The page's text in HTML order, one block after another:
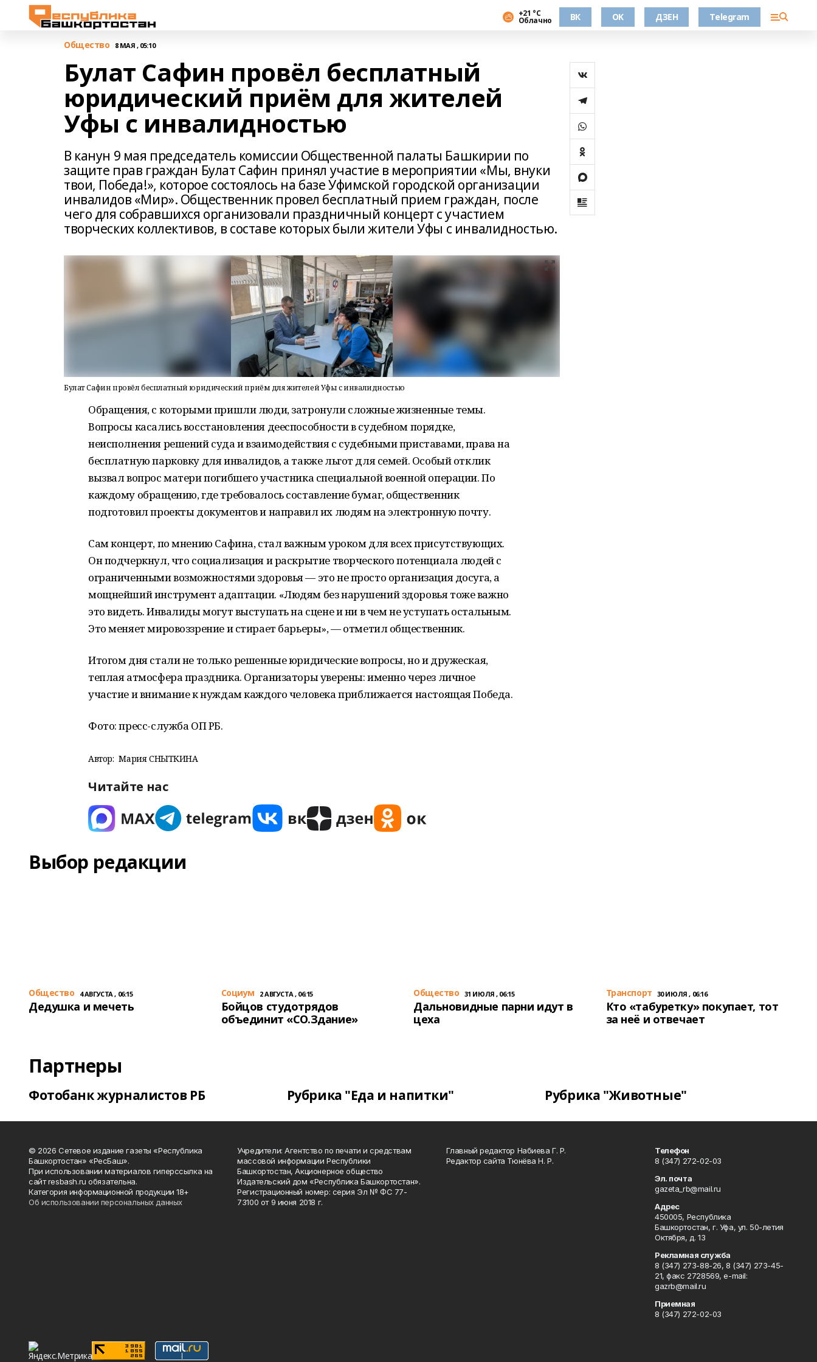
+21 °С
Облачно ВК OK ДЗЕН Telegram
Общество 8 МАЯ , 05:10
Булат Сафин провёл бесплатный
юридический приём для жителей
Уфы с инвалидностью
В канун 9 мая председатель комиссии Общественной палаты Башкирии по
защите прав граждан Булат Сафин принял участие в мероприятии «Мы, внуки
твои, Победа!», которое состоялось на базе Уфимской городской организации
инвалидов «Мир». Общественник провел бесплатный прием граждан, после
чего для собравшихся организовали праздничный концерт с участием
творческих коллективов, в составе которых были жители Уфы с инвалидностью.
Булат Сафин провёл бесплатный юридический приём для жителей Уфы с инвалидностью
Обращения, с которыми пришли люди, затронули сложные жизненные темы.
Вопросы касались восстановления дееспособности в судебном порядке,
неисполнения решений суда и взаимодействия с судебными приставами, права на
бесплатную парковку для инвалидов, а также льгот для семей. Особый отклик
вызвал вопрос матери погибшего участника специальной военной операции. По
каждому обращению, где требовалось составление бумаг, общественник
подготовил проекты документов и направил их людям на электронную почту.
Сам концерт, по мнению Сафина, стал важным уроком для всех присутствующих.
Он подчеркнул, что социализация и раскрытие творческого потенциала людей с
ограниченными возможностями здоровья — это не просто организация досуга, а
мощнейший инструмент адаптации. «Людям без нарушений здоровья тоже важно
это видеть. Инвалиды могут выступать на сцене и ни в чем не уступать остальным.
Это меняет мировоззрение и стирает барьеры», — отметил общественник.
Итогом дня стали не только решенные юридические вопросы, но и дружеская,
теплая атмосфера праздника. Организаторы уверены: именно через личное
участие и внимание к нуждам каждого человека приближается настоящая Победа.
Фото: пресс-служба ОП РБ.
Автор: Мария СНЫТКИНА
Читайте нас
Выбор редакции
Общество 4 АВГУСТА , 06:15
Дедушка и мечеть
Cоциум 2 АВГУСТА , 06:15
Бойцов студотрядов
объединит «СО.Здание»
Общество 31 ИЮЛЯ , 06:15
Дальновидные парни идут в
цеха
Транспорт 30 ИЮЛЯ , 06:16
Кто «табуретку» покупает, тот
за неё и отвечает
Партнеры
Фотобанк журналистов РБ Рубрика "Еда и напитки" Рубрика "Животные"
© 2026 Сетевое издание газеты «Республика
Башкортостан» «РесБаш».
При использовании материалов гиперссылка на
сайт resbash.ru обязательна.
Категория информационной продукции 18+
Об использовании персональных данных
Учредители: Агентство по печати и средствам
массовой информации Республики
Башкортостан, Акционерное общество
Издательский дом «Республика Башкортостан».
Регистрационный номер: серия Эл № ФС 77-
73100 от 9 июня 2018 г.
Главный редактор Набиева Г. Р.
Редактор сайта Тюнёва Н. Р.
Телефон
8 (347) 272-02-03
Эл. почта
gazeta_rb@mail.ru
Адрес
450005, Республика
Башкортостан, г. Уфа, ул. 50-летия
Октября, д. 13
Рекламная служба
8 (347) 273-88-26, 8 (347) 273-45-
21, факс 2728569, e-mail:
gazrb@mail.ru
Приемная
8 (347) 272-02-03